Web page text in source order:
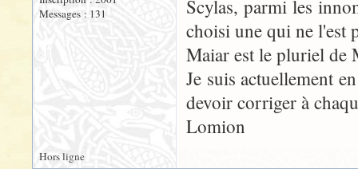
Messages : 131
Scylas, parmi les
choisi une qui ne l'est
Maiar est le pluriel de
Je suis actuellement
devoir corriger à
Lomion
Hors ligne